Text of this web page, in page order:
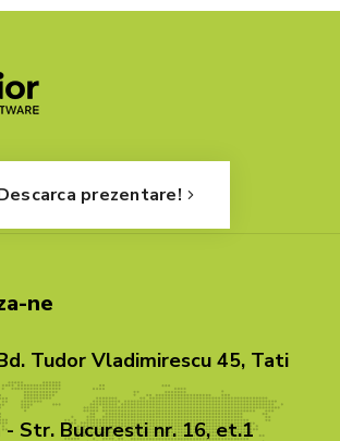
prezentare!
ne
Tudor Vladimirescu 45, Tati
- Str. Bucuresti nr. 16, et.1